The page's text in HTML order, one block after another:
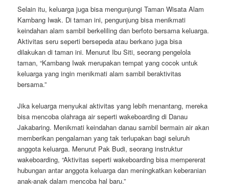
Selain itu, keluarga juga bisa mengunjungi Taman Wisata Alam
Kambang Iwak. Di taman ini, pengunjung bisa menikmati
keindahan alam sambil berkeliling dan berfoto bersama keluarga.
Aktivitas seru seperti bersepeda atau berkano juga bisa
dilakukan di taman ini. Menurut Ibu Siti, seorang pengelola
taman, “Kambang Iwak merupakan tempat yang cocok untuk
keluarga yang ingin menikmati alam sambil beraktivitas
bersama.”
Jika keluarga menyukai aktivitas yang lebih menantang, mereka
bisa mencoba olahraga air seperti wakeboarding di Danau
Jakabaring. Menikmati keindahan danau sambil bermain air akan
memberikan pengalaman yang tak terlupakan bagi seluruh
anggota keluarga. Menurut Pak Budi, seorang instruktur
wakeboarding, “Aktivitas seperti wakeboarding bisa mempererat
hubungan antar anggota keluarga dan meningkatkan keberanian
anak-anak dalam mencoba hal baru.”